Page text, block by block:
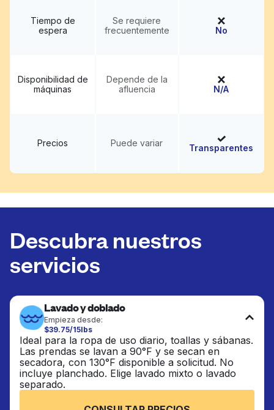
Tiempo de
espera
Se requiere
frecuentemente
No
Disponibilidad de
máquinas
Depende de la
afluencia
N/A
Precios Puede variar Transparentes
Descubra nuestros
servicios
Lavado y doblado
Empieza desde:
$39.75/15lbs
Ideal para la ropa de uso diario, toallas y sábanas.
Las prendas se lavan a 90°F y se secan en
secadora, con 130°F disponible a solicitud. No
incluye planchado. Elige lavado mixto o lavado
separado.